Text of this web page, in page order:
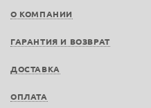
О КОМПАНИИ
ГАРАНТИЯ И ВОЗВРАТ
ДОСТАВКА
ОПЛАТА